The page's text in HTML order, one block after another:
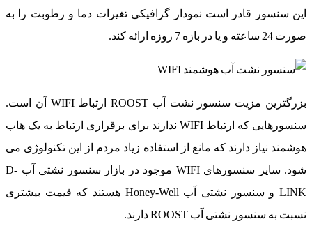
این سنسور قادر است نمودار گرافیکی تغیرات دما و رطوبت را به
صورت 24 ساعته و یا در بازه 7 روزه ارائه کند.
بزرگترین مزیت سنسور نشت آب ROOST ارتباط WIFI آن است.
سنسورهایی که ارتباط WIFI ندارند برای برقراری ارتباط به یک هاب
هوشمند نیاز دارند که مانع از استفاده زیاد مردم از این تکنولوژی می
شود. سایر سنسورهای WIFI موجود در بازار سنسور نشتی آب D-
LINK و سنسور نشتی آب Honey-Well هستند که قیمت بیشتری
نسبت به سنسور نشتی آب ROOST دارند.